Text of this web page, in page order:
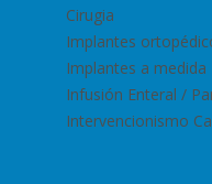
Cirugia
Implantes
Implantes a medida
Infusión Enteral /
Intervencionismo